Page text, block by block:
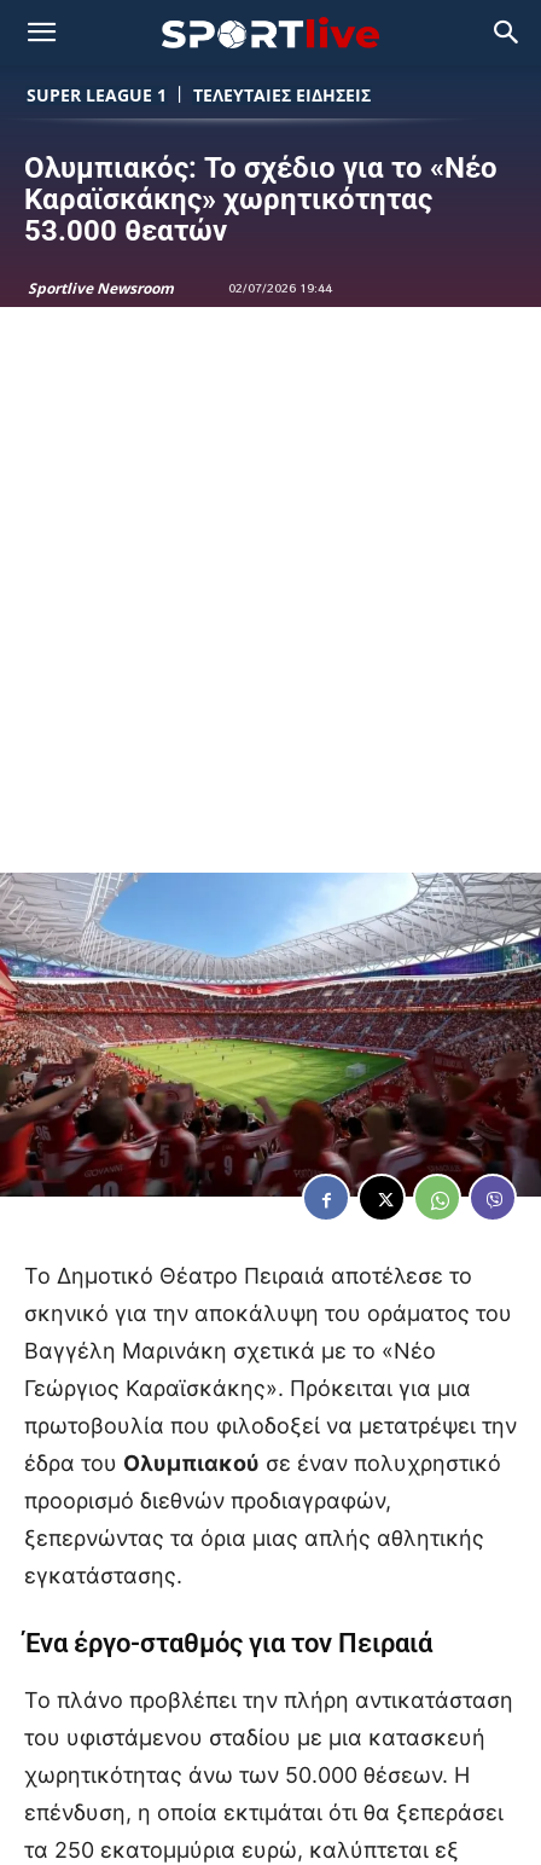
SUPER LEAGUE 1 ΤΕΛΕΥΤΑΙΕΣ ΕΙΔΗΣΕΙΣ
Ολυμπιακός: Το σχέδιο για το «Νέο
Καραϊσκάκης» χωρητικότητας
53.000 θεατών
Sportlive Newsroom 02/07/2026 19:44
Το Δημοτικό Θέατρο Πειραιά αποτέλεσε το
σκηνικό για την αποκάλυψη του οράματος του
Βαγγέλη Μαρινάκη σχετικά με το «Νέο
Γεώργιος Καραϊσκάκης». Πρόκειται για μια
πρωτοβουλία που φιλοδοξεί να μετατρέψει την
έδρα του Ολυμπιακού σε έναν πολυχρηστικό
προορισμό διεθνών προδιαγραφών,
ξεπερνώντας τα όρια μιας απλής αθλητικής
εγκατάστασης.
Ένα έργο-σταθμός για τον Πειραιά
Το πλάνο προβλέπει την πλήρη αντικατάσταση
του υφιστάμενου σταδίου με μια κατασκευή
χωρητικότητας άνω των 50.000 θέσεων. Η
επένδυση, η οποία εκτιμάται ότι θα ξεπεράσει
τα 250 εκατομμύρια ευρώ, καλύπτεται εξ